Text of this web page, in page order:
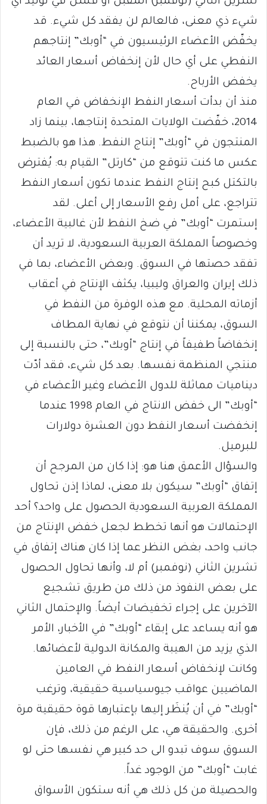
شيء ذي معنى، فالعالم لن يفقد كل شيء. قد
يخفّض الأعضاء الرئيسيون في “أوبك” إنتاجهم
النفطي على أي حال لأن إنخفاض أسعار العائد
يخفض الأرباح.
منذ أن بدأت أسعار النفط الإنخفاض في العام
2014، خفّضت الولايات المتحدة إنتاجها، بينما زاد
المنتجون في “أوبك” إنتاج النفط. هذا هو بالضبط
عكس ما كنت تتوقع من “كارتل” القيام به: يُفترض
بالتكتل كبح إنتاج النفط عندما تكون أسعار النفط
تتراجع، على أمل رفع الأسعار إلى أعلى. لقد
إستمرت “أوبك” في ضخ النفط لأن غالبية الأعضاء،
وخصوصاً المملكة العربية السعودية، لا تريد أن
تفقد حصتها في السوق. وبعض الأعضاء، بما في
ذلك إيران والعراق وليبيا، يكثف الإنتاج في أعقاب
أزماته المحلية. مع هذه الوفرة من النفط في
السوق، يمكننا أن نتوقع في نهاية المطاف
إنخفاضاً طفيفاً في إنتاج “أوبك”، حتى بالنسبة إلى
منتجي المنظمة نفسها. بعد كل شيء، فقد أدّت
ديناميات مماثلة للدول الأعضاء وغير الأعضاء في
“أوبك” الى خفض الانتاج في العام 1998 عندما
إنخفضت أسعار النفط دون العشرة دولارات
للبرميل.
والسؤال الأعمق هنا هو: إذا كان من المرجح أن
إتفاق “أوبك” سيكون بلا معنى، لماذا إذن تحاول
المملكة العربية السعودية الحصول على واحد؟ أحد
الإحتمالات هو أنها تخطط لجعل خفض الإنتاج من
جانب واحد، بغض النظر عما إذا كان هناك إتفاق في
تشرين الثاني (نوفمبر) أم لا، وأنها تحاول الحصول
على بعض النفوذ من ذلك من طريق تشجيع
الآخرين على إجراء تخفيضات أيضاً. والإحتمال الثاني
هو أنه يساعد على إبقاء “أوبك” في الأخبار، الأمر
الذي يزيد من الهيبة والمكانة الدولية لأعضائها.
وكانت لإنخفاض أسعار النفط في العامين
الماضيين عواقب جيوسياسية حقيقية، وترغب
“أوبك” في أن يُنظَر إليها بإعتبارها قوة حقيقية مرة
أخرى. والحقيقة هي، على الرغم من ذلك، فإن
السوق سوف تبدو الى حد كبير هي نفسها حتى لو
غابت “أوبك” من الوجود غداً.
والحصيلة من كل ذلك هي أنه ستكون الأسواق